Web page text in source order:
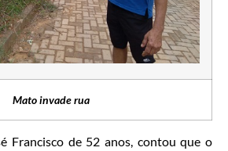
Mato invade rua
Francisco de 52 anos, contou que o